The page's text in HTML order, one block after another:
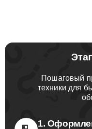
Пошаговый
техники для
1.